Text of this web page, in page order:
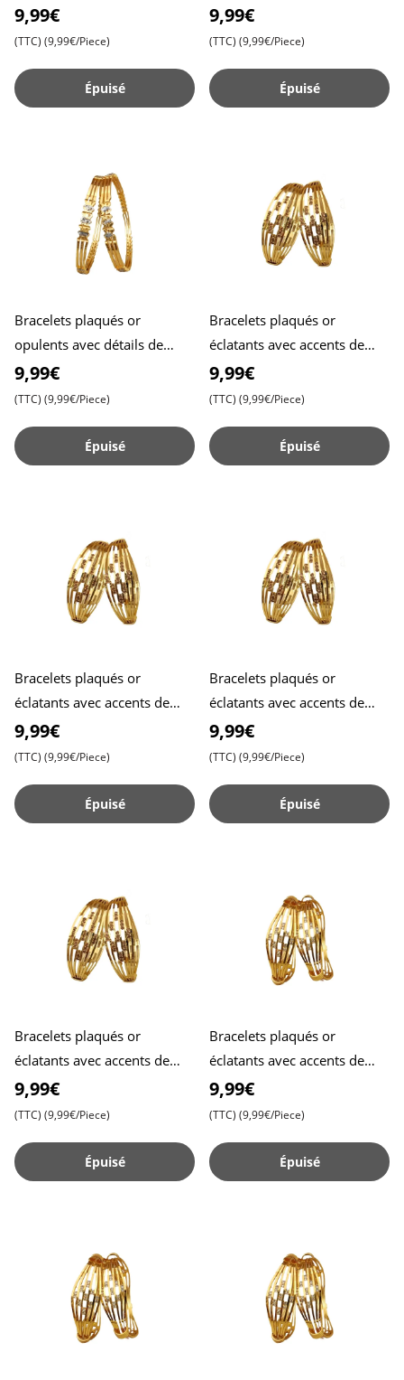
design étincelants - Lot de 2 ,
Taille 2.4 , Redéfinit
9,99€
(TTC) (9,99€/Piece)
Épuisé
design étincelants - Lot de 2 ,
Taille 2.6 , Redéfinit
9,99€
(TTC) (9,99€/Piece)
Épuisé
Bracelets plaqués or
opulents avec détails de
design étincelants - Lot de 2 ,
Taille 2.8 , Redéfinit
9,99€
(TTC) (9,99€/Piece)
Épuisé
Bracelets plaqués or
éclatants avec accents de
pierres , Idéals pour ajouter
une touche de glamour à
9,99€
(TTC) (9,99€/Piece)
Épuisé
Bracelets plaqués or
éclatants avec accents de
pierres , Idéals pour ajouter
une touche de glamour à
9,99€
(TTC) (9,99€/Piece)
Épuisé
Bracelets plaqués or
éclatants avec accents de
pierres , Idéals pour ajouter
une touche de glamour à
9,99€
(TTC) (9,99€/Piece)
Épuisé
Bracelets plaqués or
éclatants avec accents de
pierres , Idéals pour ajouter
une touche de glamour à
9,99€
(TTC) (9,99€/Piece)
Épuisé
Bracelets plaqués or
éclatants avec accents de
pierres brillantes , Idéals
pour ajouter une touche d
9,99€
(TTC) (9,99€/Piece)
Épuisé